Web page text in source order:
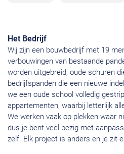
Het Bedrijf
Wij zijn een bouwbedrijf met 19
verbouwingen van bestaande
worden uitgebreid, oude schuren
bedrijfspanden die een nieuwe
we een oude school volledig
appartementen, waarbij letterlijk
We werken vaak op plekken waar
dus je bent veel bezig met
zelf. Elk project is anders en je zit